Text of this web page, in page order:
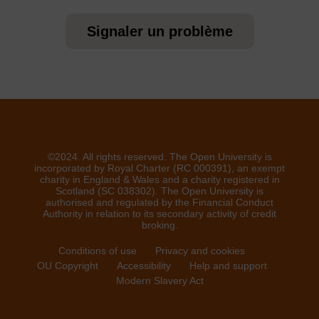
Signaler un problème
©2024. All rights reserved. The Open University is
incorporated by Royal Charter (RC 000391), an exempt
charity in England & Wales and a charity registered in
Scotland (SC 038302). The Open University is
authorised and regulated by the Financial Conduct
Authority in relation to its secondary activity of credit
broking.
Conditions of use
Privacy and cookies
OU Copyright
Accessibility
Help and support
Modern Slavery Act